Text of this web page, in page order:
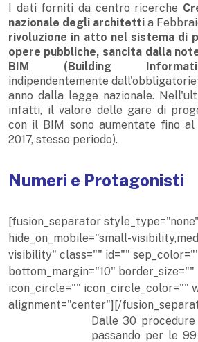
I dati forniti da centro ricerche
nazionale degli architetti a
rivoluzione in atto nel sistema di
opere pubbliche, sancita dalla
BIM (Building
indipendentemente
anno dalla legge nazionale.
infatti, il valore delle gare di
con il BIM sono aumentate fino
2017, stesso periodo).
Numeri e Protagonisti
[fusion_separator style_type="none"
hide_on_mobile="small-
visibility" class="" id=""
bottom_margin="10" border_size=""
icon_circle="" icon_circle_color=""
alignment="center"][/
Dalle 30
passando per le